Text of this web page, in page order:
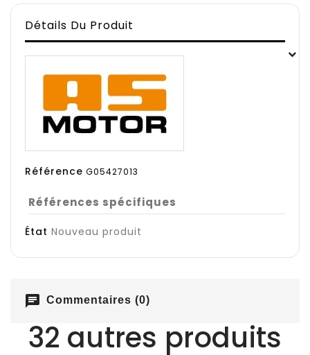
Détails Du Produit
Référence G05427013
Références spécifiques
État Nouveau produit
chat Commentaires (0)
32 autres produits